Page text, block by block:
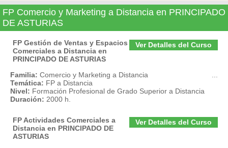
FP Comercio y Marketing a Distancia en PRINCIPADO
DE ASTURIAS
Ver Detalles del Curso
FP Gestión de Ventas y Espacios
Comerciales a Distancia en
PRINCIPADO DE ASTURIAS
Familia: Comercio y Marketing a Distancia
Temática: FP a Distancia
Nivel: Formación Profesional de Grado Superior a Distancia
Duración: 2000 h.
Ver Detalles del Curso
FP Actividades Comerciales a
Distancia en PRINCIPADO DE
ASTURIAS